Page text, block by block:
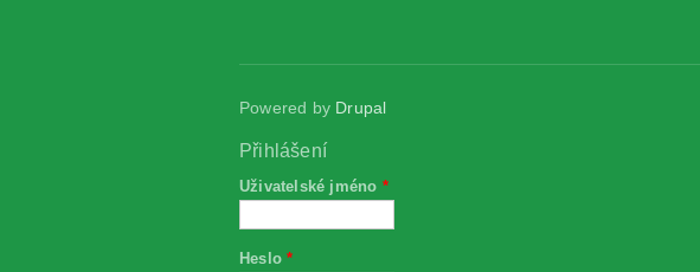
Powered by Drupal
Přihlášení
Uživatelské jméno *
Heslo*